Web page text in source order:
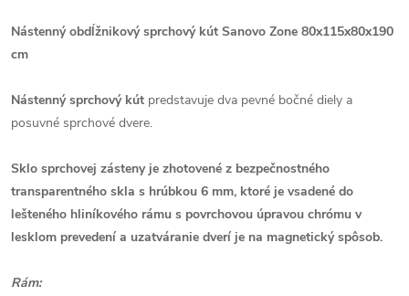
Nástenný obdĺžnikový sprchový kút Sanovo Zone 80x115x80x190
cm
Nástenný sprchový kút predstavuje dva pevné bočné diely a
posuvné sprchové dvere.
Sklo sprchovej zásteny je zhotovené z bezpečnostného
transparentného skla s hrúbkou 6 mm, ktoré je vsadené do
lešteného hliníkového rámu s povrchovou úpravou chrómu v
lesklom prevedení a uzatváranie dverí je na magnetický spôsob.
Rám: